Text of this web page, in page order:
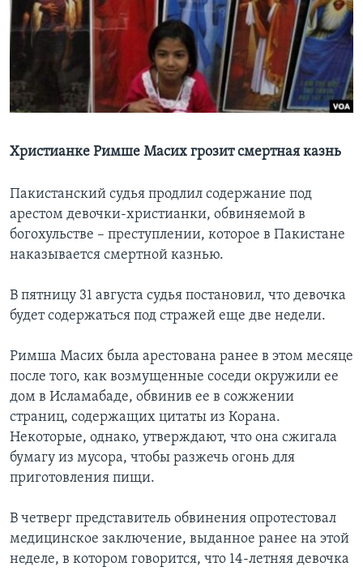
Learning English
СОЦИАЛЬНЫЕ СЕТИ
Языки
Христианке Римше Масих грозит смертная казнь
Пакистанский судья продлил содержание под
арестом девочки-христианки, обвиняемой в
богохульстве – преступлении, которое в Пакистане
наказывается смертной казнью.
В пятницу 31 августа судья постановил, что девочка
будет содержаться под стражей еще две недели.
Римша Масих была арестована ранее в этом месяце
после того, как возмущенные соседи окружили ее
дом в Исламабаде, обвинив ее в сожжении
страниц, содержащих цитаты из Корана.
Некоторые, однако, утверждают, что она сжигала
бумагу из мусора, чтобы разжечь огонь для
приготовления пищи.
В четверг представитель обвинения опротестовал
медицинское заключение, выданное ранее на этой
неделе, в котором говорится, что 14-летняя девочка